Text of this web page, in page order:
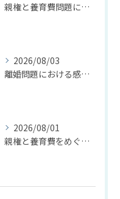
親権と養育費問題に寄り添う法律支援
2026/08/03
離婚問題における感情面に配慮した誠実な法律サポート
2026/08/01
親権と養育費をめぐる法律支援の重要性